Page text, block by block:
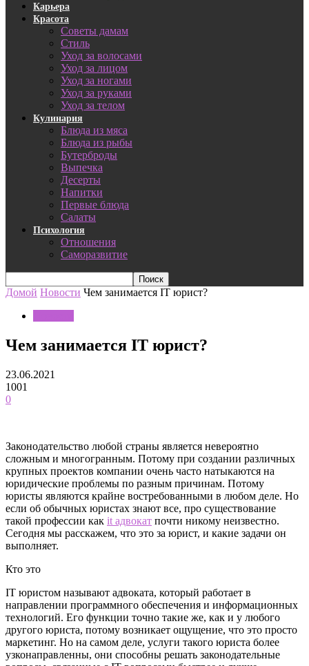
Карьера
Красота
Советы дамам
Стиль
Уход за волосами
Уход за лицом
Уход за ногами
Уход за руками
Уход за телом
Кулинария
Блюда из мяса
Блюда из рыбы
Бутерброды
Выпечка
Десерты
Напитки
Первые блюда
Салаты
Психология
Отношения
Саморазвитие
Домой Новости Чем занимается IT юрист?
Чем занимается IT юрист?
23.06.2021
1001
0
Законодательство любой страны является невероятно
сложным и многогранным. Потому при создании различных
крупных проектов компании очень часто натыкаются на
юридические проблемы по разным причинам. Потому
юристы являются крайне востребованными в любом деле. Но
если об обычных юристах знают все, про существование
такой профессии как it адвокат почти никому неизвестно.
Сегодня мы расскажем, что это за юрист, и какие задачи он
выполняет.
Кто это
IT юристом называют адвоката, который работает в
направлении программного обеспечения и информационных
технологий. Его функции точно такие же, как и у любого
другого юриста, потому возникает ощущение, что это просто
маркетинг. Но на самом деле, услуги такого юриста более
узконаправленны, они способны решать законодательные